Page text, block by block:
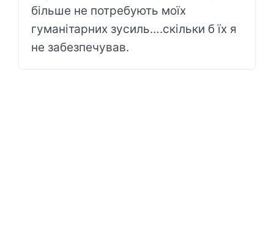
більше не потребують моїх
гуманітарних зусиль….скільки б їх я
не забезпечував.